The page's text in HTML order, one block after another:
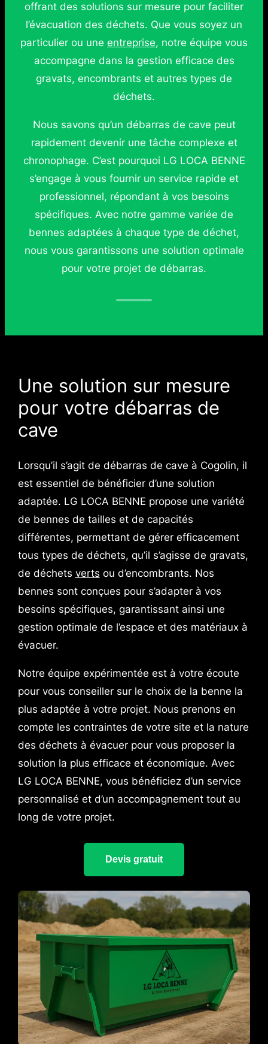
offrant des solutions sur mesure pour faciliter
l’évacuation des déchets. Que vous soyez un
particulier ou une entreprise, notre équipe vous
accompagne dans la gestion efficace des
gravats, encombrants et autres types de
déchets.
Nous savons qu’un débarras de cave peut
rapidement devenir une tâche complexe et
chronophage. C’est pourquoi LG LOCA BENNE
s’engage à vous fournir un service rapide et
professionnel, répondant à vos besoins
spécifiques. Avec notre gamme variée de
bennes adaptées à chaque type de déchet,
nous vous garantissons une solution optimale
pour votre projet de débarras.
Une solution sur mesure
pour votre débarras de
cave
Lorsqu’il s’agit de débarras de cave à Cogolin, il
est essentiel de bénéficier d’une solution
adaptée. LG LOCA BENNE propose une variété
de bennes de tailles et de capacités
différentes, permettant de gérer efficacement
tous types de déchets, qu’il s’agisse de gravats,
de déchets verts ou d’encombrants. Nos
bennes sont conçues pour s’adapter à vos
besoins spécifiques, garantissant ainsi une
gestion optimale de l’espace et des matériaux à
évacuer.
Notre équipe expérimentée est à votre écoute
pour vous conseiller sur le choix de la benne la
plus adaptée à votre projet. Nous prenons en
compte les contraintes de votre site et la nature
des déchets à évacuer pour vous proposer la
solution la plus efficace et économique. Avec
LG LOCA BENNE, vous bénéficiez d’un service
personnalisé et d’un accompagnement tout au
long de votre projet.
Devis gratuit